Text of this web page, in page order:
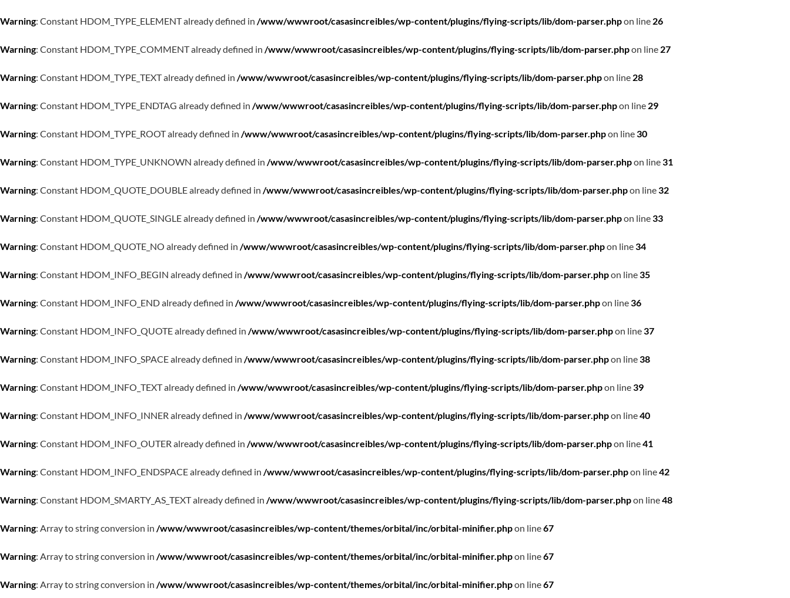
Warning: Constant HDOM_TYPE_ELEMENT already defined in /www/wwwroot/casasincreibles/wp-content/plugins/flying-scripts/lib/dom-parser.phpon line 26
Warning: Constant HDOM_TYPE_COMMENT already defined in /www/wwwroot/casasincreibles/wp-content/plugins/flying-scripts/lib/dom-parser.phpon line 27
Warning: Constant HDOM_TYPE_TEXT already defined in /www/wwwroot/casasincreibles/wp-content/plugins/flying-scripts/lib/dom-parser.phpon line 28
Warning: Constant HDOM_TYPE_ENDTAG already defined in /www/wwwroot/casasincreibles/wp-content/plugins/flying-scripts/lib/dom-parser.phpon line 29
Warning: Constant HDOM_TYPE_ROOT already defined in /www/wwwroot/casasincreibles/wp-content/plugins/flying-scripts/lib/dom-parser.phpon line30
Warning: Constant HDOM_TYPE_UNKNOWN already defined in /www/wwwroot/casasincreibles/wp-content/plugins/flying-scripts/lib/dom-parser.phpon line31
Warning: Constant HDOM_QUOTE_DOUBLE already defined in /www/wwwroot/casasincreibles/wp-content/plugins/flying-scripts/lib/dom-parser.phpon line32
Warning: Constant HDOM_QUOTE_SINGLE already defined in /www/wwwroot/casasincreibles/wp-content/plugins/flying-scripts/lib/dom-parser.phpon line33
Warning: Constant HDOM_QUOTE_NO already defined in /www/wwwroot/casasincreibles/wp-content/plugins/flying-scripts/lib/dom-parser.phpon line34
Warning: Constant HDOM_INFO_BEGIN already defined in /www/wwwroot/casasincreibles/wp-content/plugins/flying-scripts/lib/dom-parser.phpon line35
Warning: Constant HDOM_INFO_END already defined in /www/wwwroot/casasincreibles/wp-content/plugins/flying-scripts/lib/dom-parser.phpon line36
Warning: Constant HDOM_INFO_QUOTE already defined in /www/wwwroot/casasincreibles/wp-content/plugins/flying-scripts/lib/dom-parser.phpon line37
Warning: Constant HDOM_INFO_SPACE already defined in /www/wwwroot/casasincreibles/wp-content/plugins/flying-scripts/lib/dom-parser.phpon line38
Warning: Constant HDOM_INFO_TEXT already defined in /www/wwwroot/casasincreibles/wp-content/plugins/flying-scripts/lib/dom-parser.phpon line39
Warning: Constant HDOM_INFO_INNER already defined in /www/wwwroot/casasincreibles/wp-content/plugins/flying-scripts/lib/dom-parser.phpon line40
Warning: Constant HDOM_INFO_OUTER already defined in /www/wwwroot/casasincreibles/wp-content/plugins/flying-scripts/lib/dom-parser.phpon line41
Warning: Constant HDOM_INFO_ENDSPACE already defined in /www/wwwroot/casasincreibles/wp-content/plugins/flying-scripts/lib/dom-parser.phpon line42
Warning: Constant HDOM_SMARTY_AS_TEXT already defined in /www/wwwroot/casasincreibles/wp-content/plugins/flying-scripts/lib/dom-parser.phpon line48
Warning: Array to string conversion in /www/wwwroot/casasincreibles/wp-content/themes/orbital/inc/orbital-minifier.phpon line67
Warning: Array to string conversion in /www/wwwroot/casasincreibles/wp-content/themes/orbital/inc/orbital-minifier.phpon line67
Warning: Array to string conversion in /www/wwwroot/casasincreibles/wp-content/themes/orbital/inc/orbital-minifier.phpon line67